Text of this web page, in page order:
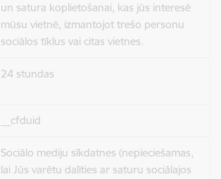
un satura koplietošanai, kas jūs interesē
mūsu vietnē, izmantojot trešo personu
sociālos tīklus vai citas vietnes.
24 stundas
__cfduid
Sociālo mediju sīkdatnes (nepieciešamas,
lai Jūs varētu dalīties ar saturu sociālajos